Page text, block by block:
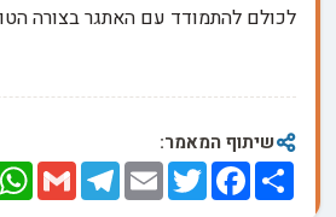
לכולם להתמודד עם האתגר בצורה
שיתוף המאמר:
Share
Facebook
Twitter
Email
Telegram
Gmail